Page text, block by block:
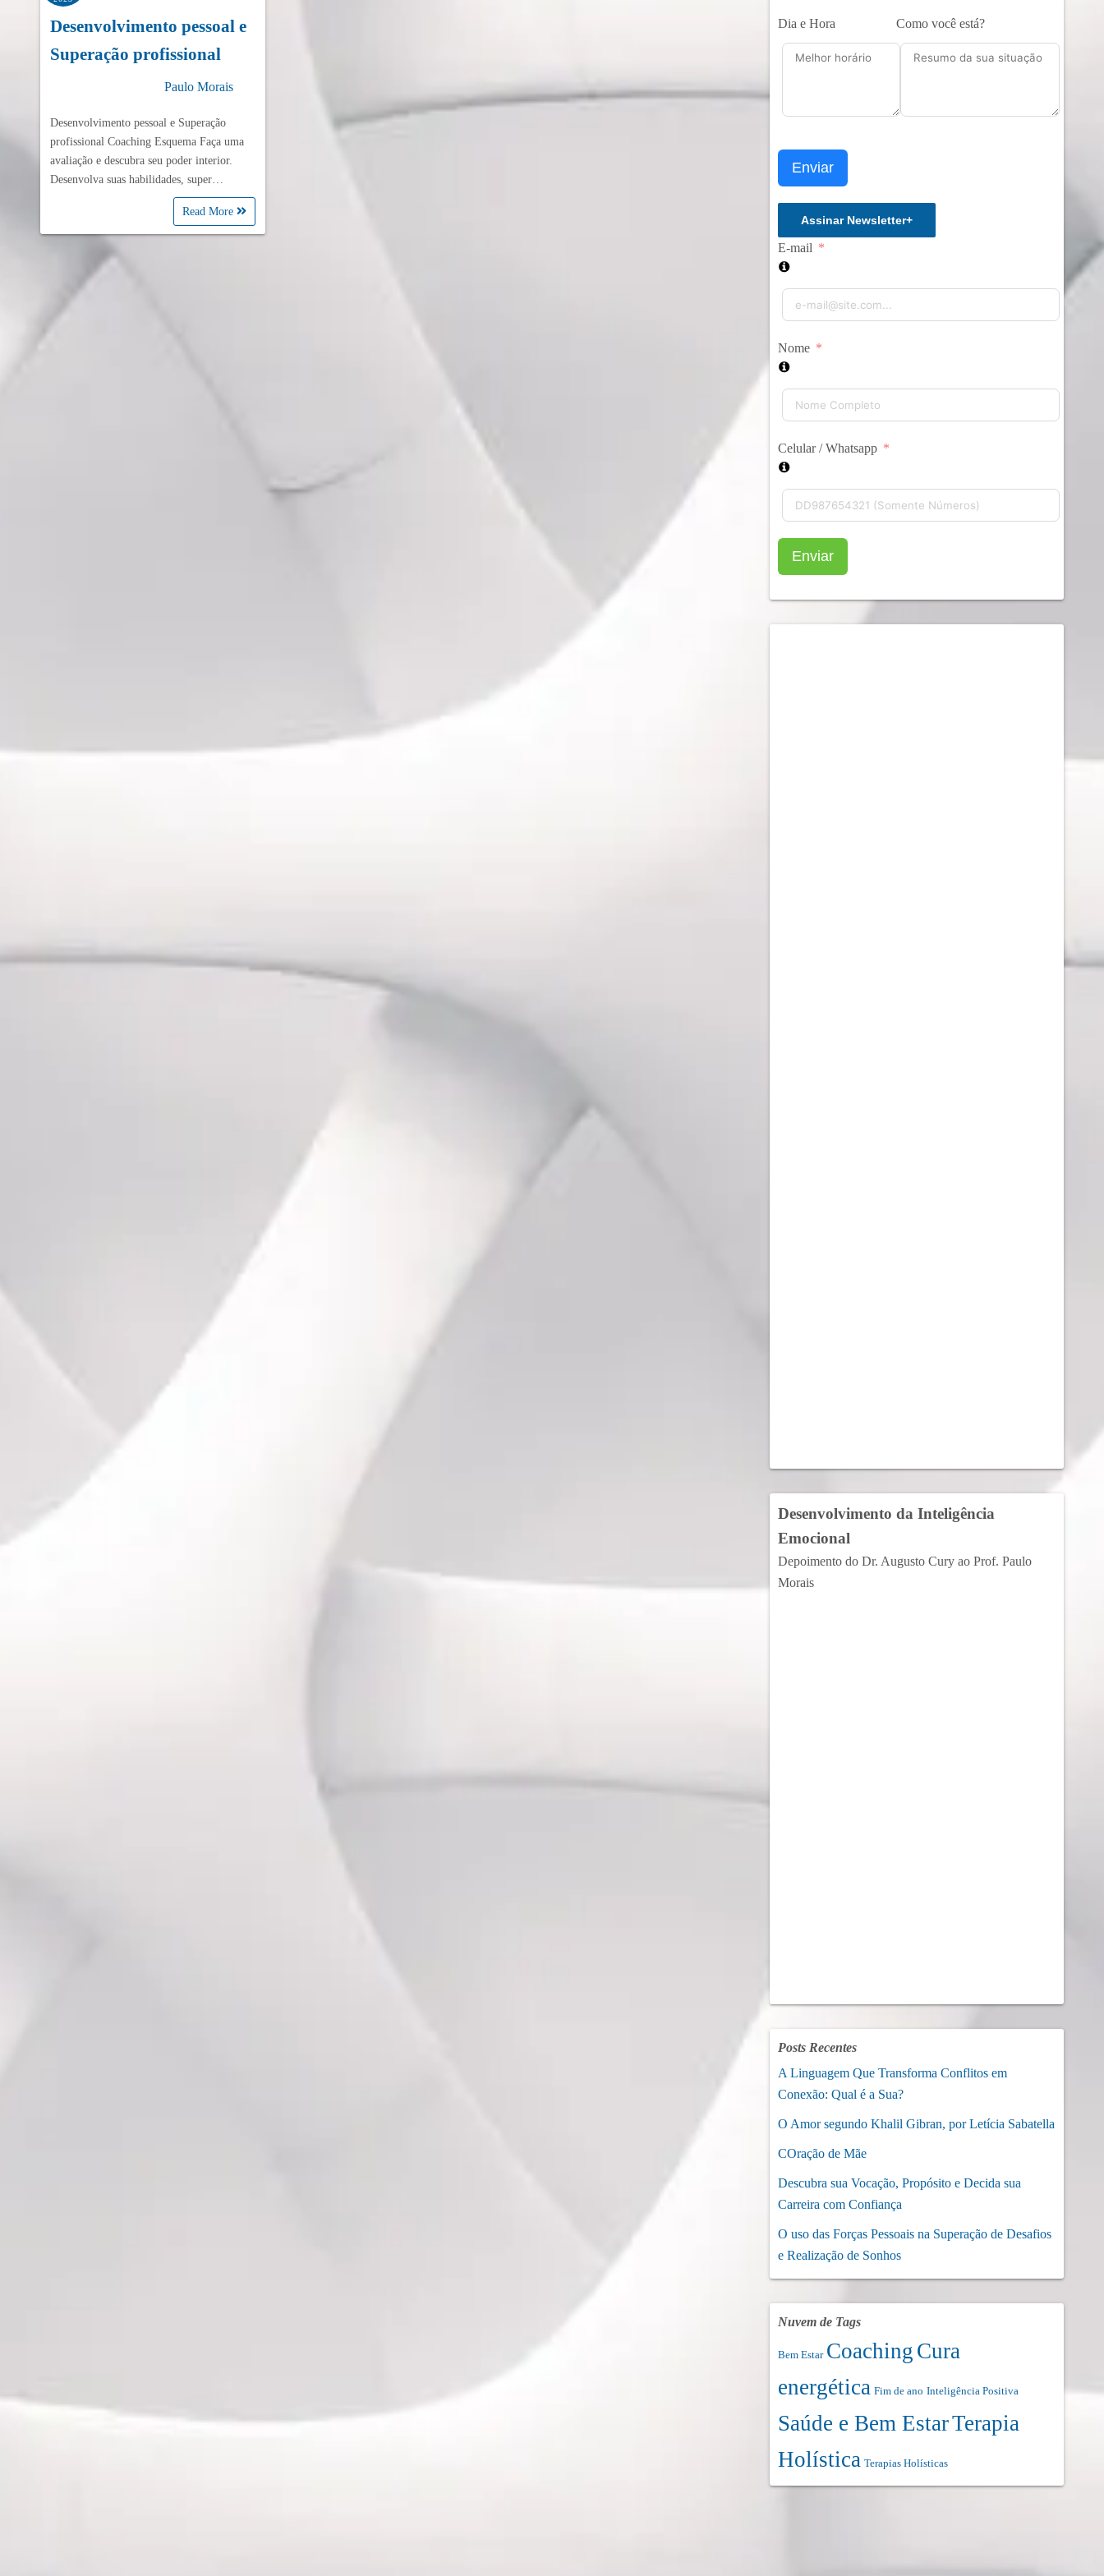
Desenvolvimento pessoal e
Superação profissional
Paulo Morais
Desenvolvimento pessoal e Superação
profissional Coaching Esquema Faça uma
avaliação e descubra seu poder interior.
Desenvolva suas habilidades, super…
Read More
Dia e Hora Como você está?
Enviar
Assinar Newsletter+
E-mail
Nome
Celular / Whatsapp
Enviar
Desenvolvimento da Inteligência
Emocional
Depoimento do Dr. Augusto Cury ao Prof. Paulo
Morais
Posts Recentes
A Linguagem Que Transforma Conflitos em
Conexão: Qual é a Sua?
O Amor segundo Khalil Gibran, por Letícia Sabatella
COração de Mãe
Descubra sua Vocação, Propósito e Decida sua
Carreira com Confiança
O uso das Forças Pessoais na Superação de Desafios
e Realização de Sonhos
Nuvem de Tags
Bem Estar Coaching Cura
energética Fim de ano Inteligência Positiva
Saúde e Bem EstarTerapia
Holística Terapias Holísticas